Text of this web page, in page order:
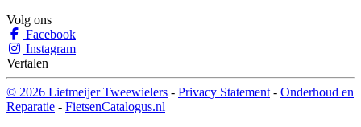
Volg ons
Facebook
Instagram
Vertalen
© 2026 Lietmeijer Tweewielers - Privacy Statement - Onderhoud en
Reparatie - FietsenCatalogus.nl